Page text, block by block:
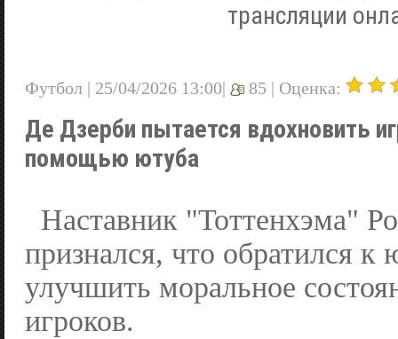
трансляции
Футбол | 25/04/2026 13:00| 85 | Оценка:
Де Дзерби пытается вдохновить
помощью ютуба
Наставник "Тоттенхэма"
признался, что обратился к
улучшить моральное
игроков.